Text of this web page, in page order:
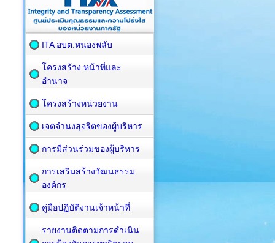
ITA อบต.หนองพลับ
โครงสร้าง หน้าที่และ
อำนาจ
โครงสร้างหน่วยงาน
เจตจำนงสุจริตของผู้บริหาร
การมีส่วนร่วมของผู้บริหาร
การเสริมสร้างวัฒนธรรม
องค์กร
คู่มือปฏิบัติงานเจ้าหน้าที่
รายงานติดตามการดำเนิน